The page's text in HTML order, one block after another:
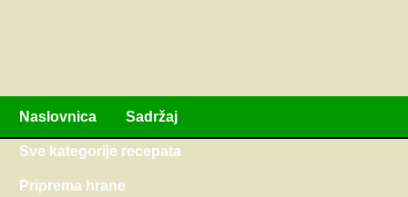
Naslovnica Sadržaj
Sve kategorije recepata
Priprema hrane